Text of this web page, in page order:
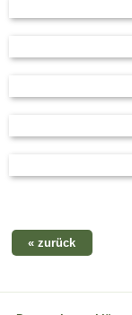
« zurück